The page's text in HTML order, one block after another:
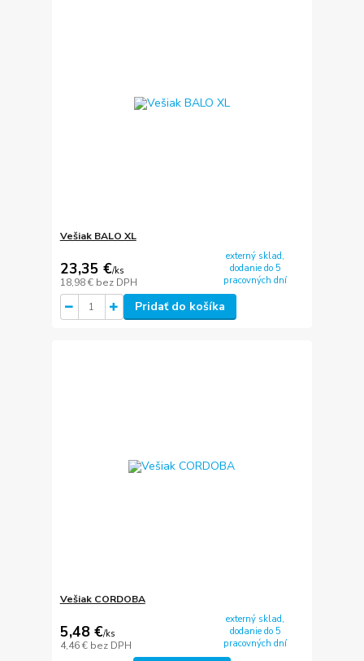
Vešiak BALO XL
23,35 €/ks
18,98 € bez DPH
externý sklad,
dodanie do 5
pracovných dní
Pridať do košíka
Vešiak CORDOBA
5,48 €/ks
4,46 € bez DPH
externý sklad,
dodanie do 5
pracovných dní